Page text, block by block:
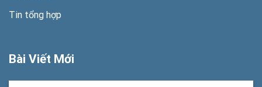
Tin tổng hợp
Bài Viết Mới